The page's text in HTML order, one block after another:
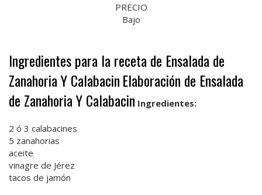
PRECIO
Bajo
Ingredientes para la receta de Ensalada de
Zanahoria Y CalabacinElaboración de Ensalada
de Zanahoria Y Calabacin Ingredientes:
2 ó 3 calabacines
5 zanahorias
aceite
vinagre de Jérez
tacos de jamón